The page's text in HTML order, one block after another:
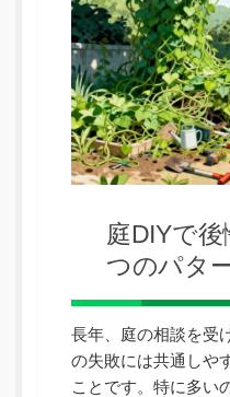
庭DIYで
つのパタ
長年、庭の相談を受
の失敗には共通しや
ことです。特に多い